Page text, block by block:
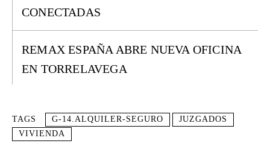
CONECTADAS
REMAX ESPAÑA ABRE NUEVA OFICINA
EN TORRELAVEGA
TAGS G-14.ALQUILER-SEGURO
JUZGADOS
VIVIENDA